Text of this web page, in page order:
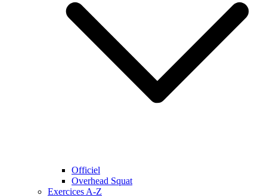
Officiel
Overhead Squat
Exercices A-Z